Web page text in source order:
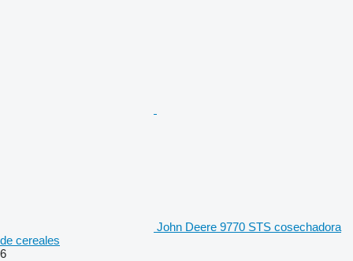
John Deere 9770 STS cosechadora
de cereales
6